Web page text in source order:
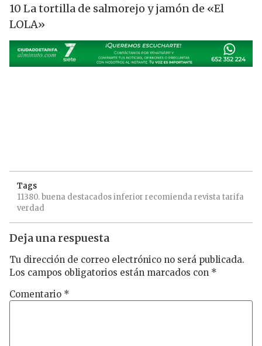
10 La tortilla de salmorejo y jamón de «El
LOLA»
Tags
11380.buena destacadosinferior recomienda revista tarifa
verdad
Deja una respuesta
Tu dirección de correo electrónico no será publicada.
Los campos obligatorios están marcados con *
Comentario *